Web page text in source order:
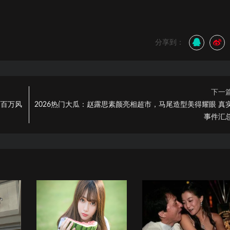
分享到：
万风
下一
2026热门大瓜：赵露思素颜亮相超市，马尾造型美得耀眼 真
事件汇